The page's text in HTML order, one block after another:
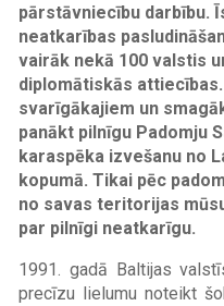
pārstāvniecību darbību.
neatkarības
vairāk nekā 100 valstis
diplomātiskās
svarīgākajiem un
panākt pilnīgu Padomju
karaspēka izvešanu no
kopumā. Tikai pēc
no savas teritorijas
par pilnīgi neatkarīgu.
1991. gadā Baltijas
precīzu lielumu noteikt